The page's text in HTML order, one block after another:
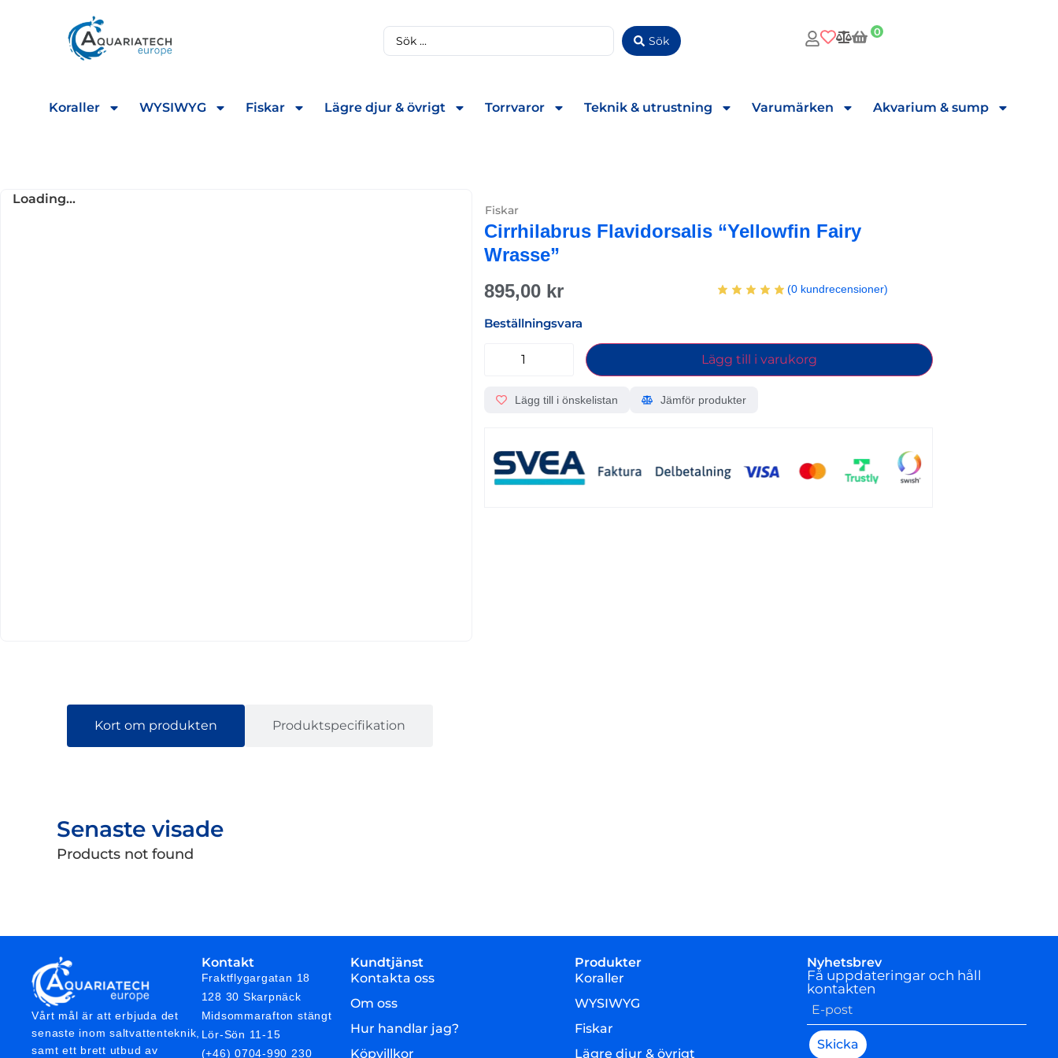
Sök
0
Koraller WYSIWYG Fiskar Lägre djur & övrigt Torrvaror Teknik & utrustning Varumärken Akvarium & sump
Loading...
Fiskar
Cirrhilabrus Flavidorsalis “Yellowfin Fairy
Wrasse”
895,00 kr (0 kundrecensioner)
Beställningsvara
Lägg till i varukorg
Lägg till i önskelistan Jämför produkter
Kort om produkten Produktspecifikation
Senaste visade
Products not found
Vårt mål är att erbjuda det
senaste inom saltvattenteknik,
samt ett brett utbud av
Kontakt
Fraktflygargatan 18
128 30 Skarpnäck
Midsommarafton stängt
Lör-Sön 11-15
(+46) 0704-990 230
Kundtjänst
Kontakta oss
Om oss
Hur handlar jag?
Köpvillkor
Produkter
Koraller
WYSIWYG
Fiskar
Lägre djur & övrigt
Nyhetsbrev
Få uppdateringar och håll
kontakten
Skicka